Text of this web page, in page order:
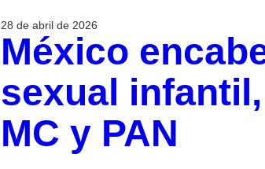
28 de abril de 2026
México
sexual
MC y PAN